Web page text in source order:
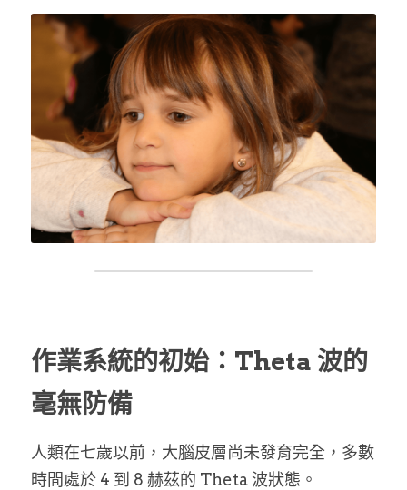
作業系統的初始：Theta 波的
毫無防備
人類在七歲以前，大腦皮層尚未發育完全，多數
時間處於 4 到 8 赫茲的 Theta 波狀態。